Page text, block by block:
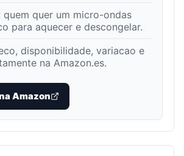
quem quer um micro-ondas
para aquecer e descongelar.
disponibilidade, variacao e
na Amazon.es.
Amazon